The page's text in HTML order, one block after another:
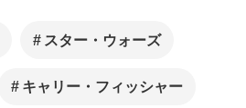
スター・ウォーズ
キャリー・フィッシャー